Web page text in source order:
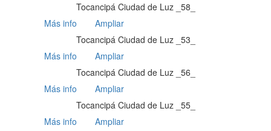
Tocancipá Ciudad de Luz _58_
Más info
Ampliar
Tocancipá Ciudad de Luz _53_
Más info
Ampliar
Tocancipá Ciudad de Luz _56_
Más info
Ampliar
Tocancipá Ciudad de Luz _55_
Más info
Ampliar